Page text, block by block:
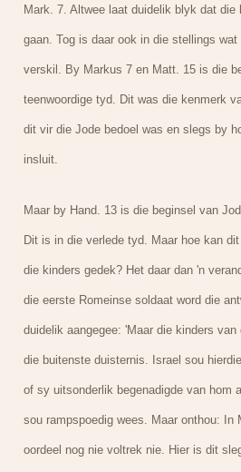
Mark. 7. Altwee laat duidelik blyk dat die
gaan. Tog is daar ook in die stellings
verskil. By Markus 7 en Matt. 15 is die
teenwoordige tyd. Dit was die kenmerk
dit vir die Jode bedoel was en slegs by
insluit.
Maar by Hand. 13 is die beginsel van
Dit is in die verlede tyd. Maar hoe kan
die kinders gedek? Het daar dan 'n
die eerste Romeinse soldaat word die
duidelik aangegee: 'Maar die kinders
die buitenste duisternis. Israel sou
of sy uitsonderlik begenadigde van hom
sou rampspoedig wees. Maar onthou: In
oordeel nog nie voltrek nie. Hier is dit